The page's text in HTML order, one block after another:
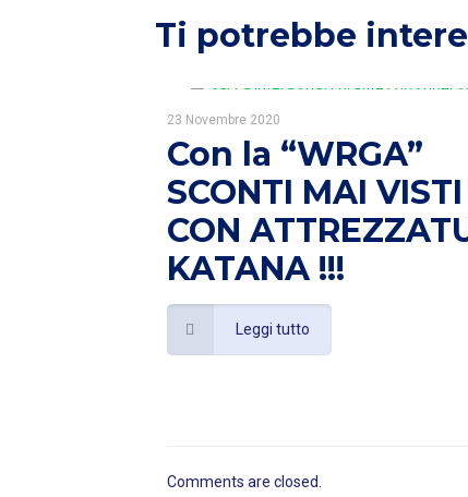
Ti potrebbe
23 Novembre 2020
Con la “WRGA”
SCONTI MAI VISTI
CON
KATANA !!!
Leggi tutto
Comments are closed.